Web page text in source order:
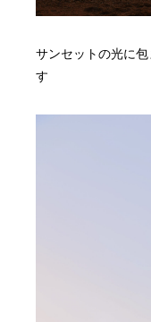
サンセットの光に
す